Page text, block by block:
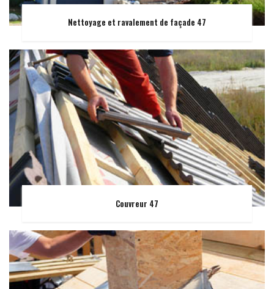
Nettoyage et ravalement de façade 47
Couvreur 47